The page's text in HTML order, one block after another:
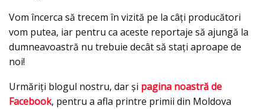
Vom încerca să trecem în vizită pe la câţi producători
vom putea, iar pentru ca aceste reportaje să ajungă la
dumneavoastră nu trebuie decât să staţi aproape de
noi!
Urmăriţi blogul nostru, dar şi pagina noastră de
Facebook, pentru a afla printre primii din Moldova